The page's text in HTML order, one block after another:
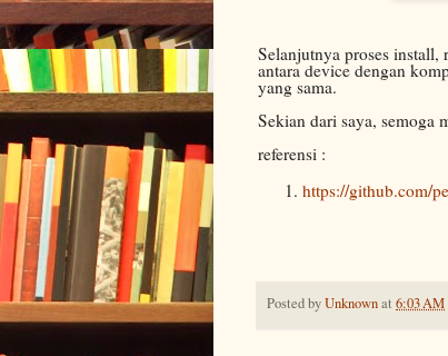
Selanjutnya proses
antara device dengan
yang sama.
Sekian dari saya, semoga
referensi :
https://github.com/
Posted byUnknownat 6:03 AM